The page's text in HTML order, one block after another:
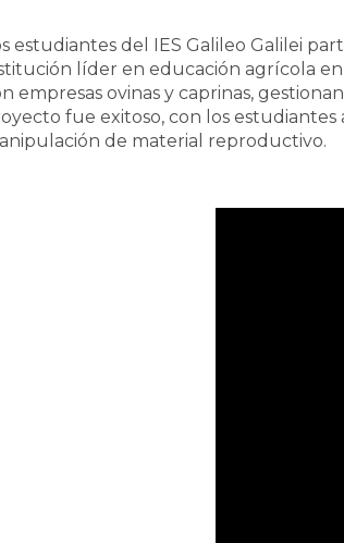
estudiantes del IES Galileo Galilei
líder en educación agrícola
empresas ovinas y caprinas,
fue exitoso, con los
de material reproductivo.